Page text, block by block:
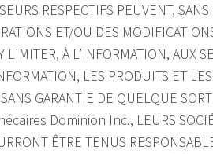
RESPECTIFS PEUVENT,
ET/OU DES
LIMITER, À L’INFORMATION, AUX
LES PRODUITS ET
GARANTIE DE QUELQUE
Dominion Inc., LEURS
ÊTRE TENUS